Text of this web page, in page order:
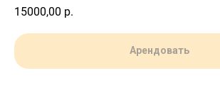
15000,00 р.
Арендовать